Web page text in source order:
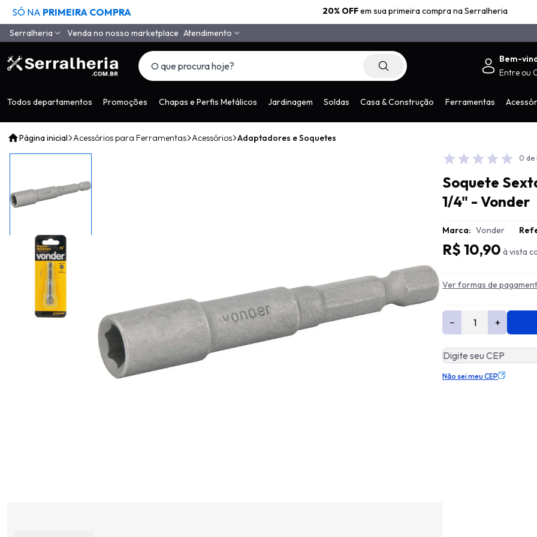
SÓ NA PRIMEIRA COMPRA 20% OFFem sua primeira compra na Serralheria
Serralheria
Quem Somos
Segurança
Pagamento
Depoimentos de Clientes
LGPD
Venda no nosso marketplace Atendimento
(11) 4558-6994
(11) 97650-9985
Bem-
Entre ou
Todos departamentos Promoções Chapas e Perfis Metálicos Jardinagem Soldas Casa & Construção Ferramentas
Página inicial Acessórios para Ferramentas Acessórios Adaptadores e Soquetes
0 de
Soquete
1/4" - Vonder
Marca: Vonder
R$ 10,90 à vista
Ver formas de
− +
Não sei meu CEP